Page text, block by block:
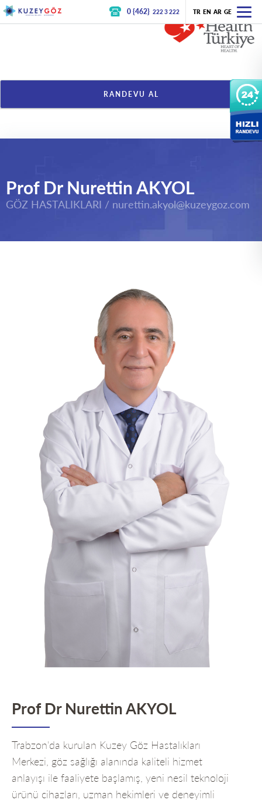
TR EN AR GE
0 {462} 222 3 222
RANDEVU AL
Prof Dr Nurettin AKYOL
GÖZ HASTALIKLARI / nurettin.akyol@kuzeygoz.com
Prof Dr Nurettin AKYOL
Trabzon'da kurulan Kuzey Göz Hastalıkları
Merkezi, göz sağlığı alanında kaliteli hizmet
anlayışı ile faaliyete başlamış, yeni nesil teknoloji
ürünü cihazları, uzman hekimleri ve deneyimli